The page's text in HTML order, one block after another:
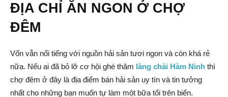
ĐỊA CHỈ ĂN NGON Ở CHỢ
ĐÊM
Vốn vẫn nổi tiếng với nguồn hải sản tươi ngon và còn khá rẻ
nữa. Nếu ai đã bỏ lỡ cơ hội ghé thăm làng chài Hàm Ninh thì
chợ đêm ở đây là địa điểm bán hải sản uy tín và tin tưởng
nhất cho những bạn muốn tự làm một bữa tối trên biển.